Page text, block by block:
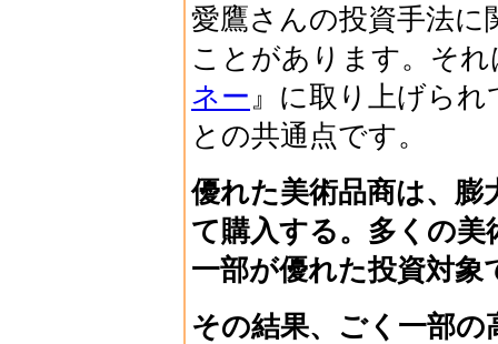
愛鷹さんの投資手法
ことがあります。それ
ネー』に取り上げら
との共通点です。
優れた美術品商は、膨
て購入する。多くの
一部が優れた投資対
その結果、ごく一部